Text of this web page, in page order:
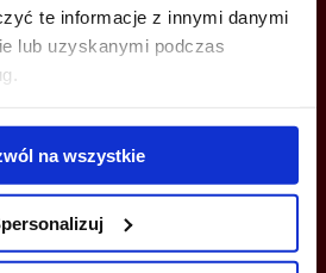
te informacje z innymi danymi
lub uzyskanymi podczas
na wszystkie
NUMBER AND WE WILL CONTACT